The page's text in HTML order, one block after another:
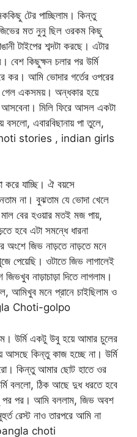
টের পাচ্ছিলাম। কিন্তু
মত নুনু ছিল ওরকম কিছু
টাইপের শব্দটা করছে। এটার
বেশ কিছুক্ষন চলার পর উর্মি
কর। আমি ভোদার গর্তের ওপরের
গেল একসময়। অন্ধকার হয়ে
মিলি ফিরে আসল একটা
বসলো, এবারবিছানায় পা তুলে,
stories , indian girls
করে যাচ্ছি। ঐ বয়সে
না। বুঝতাম যে ভোদা খেলে
বের হওয়ার মতই মজ পায়,
হবে এটা সমন্ধে ধারনা
অংশে জিভ নাড়তে নাড়তে মনে
পেয়েছি। ওটাতে জিভ লাগালেই
নাড়াচাড়া দিতে লাগলাম।
আমিখুব মনে প্রানে চাইছিলাম ও
Choti-golpo
উর্মি একটু উবু হয়ে আমার চুলের
কিন্তু কাজ হচ্ছে না। উর্মি
কিন্তু আমার ছোট হাতে ওর
বললো, ঠিক আছে দুধ ধরতে হবে
পর পর। আমি বললাম, জিভ অবশ
রেস্ট নাও তারপরে আমি না
bangla choti